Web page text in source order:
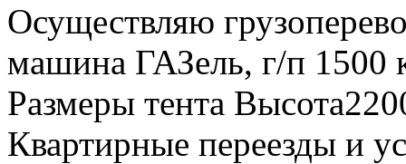
Осуществляю
машина ГАЗель, г/п 1500
Размеры тента
Квартирные переезды и